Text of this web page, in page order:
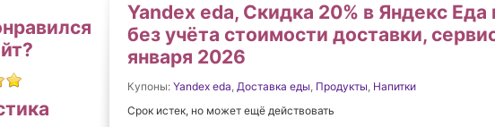
Yandex eda, Скидка 20% в Яндекс
без учёта стоимости доставки,
января 2026
Купоны: Yandex eda, Доставка еды, Продукты, Напитки
Срок истек, но может ещё действовать